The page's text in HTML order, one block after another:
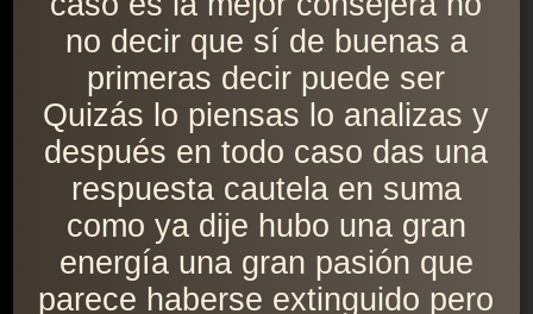
no decir que sí de buenas a
primeras decir puede ser
Quizás lo piensas lo analizas y
después en todo caso das una
respuesta cautela en suma
como ya dije hubo una gran
energía una gran pasión que
parece haberse extinguido pero